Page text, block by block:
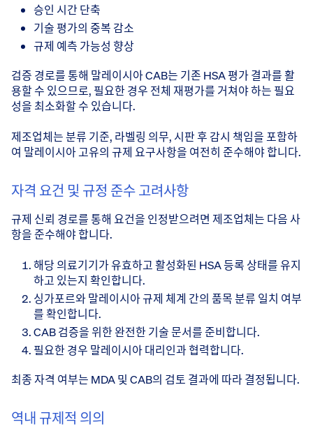
승인 시간 단축
기술 평가의 중복 감소
규제 예측 가능성 향상
검증 경로를 통해 말레이시아 CAB는 기존 HSA 평가 결과를 활
용할 수 있으므로, 필요한 경우 전체 재평가를 거쳐야 하는 필요
성을 최소화할 수 있습니다.
제조업체는 분류 기준, 라벨링 의무, 시판 후 감시 책임을 포함하
여 말레이시아 고유의 규제 요구사항을 여전히 준수해야 합니다.
자격 요건 및 규정 준수 고려사항
규제 신뢰 경로를 통해 요건을 인정받으려면 제조업체는 다음 사
항을 준수해야 합니다.
해당 의료기기가 유효하고 활성화된 HSA 등록 상태를 유지
하고 있는지 확인합니다.
싱가포르와 말레이시아 규제 체계 간의 품목 분류 일치 여부
를 확인합니다.
CAB 검증을 위한 완전한 기술 문서를 준비합니다.
필요한 경우 말레이시아 대리인과 협력합니다.
최종 자격 여부는 MDA 및 CAB의 검토 결과에 따라 결정됩니다.
역내 규제적 의의